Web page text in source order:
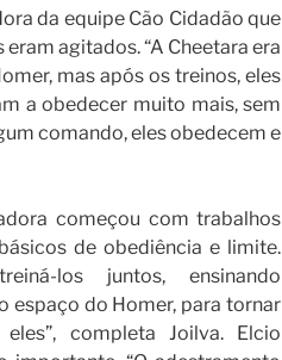
da equipe Cão Cidadão que
agitados. “A Cheetara era
mas após os treinos, eles
a obedecer muito mais, sem
comando, eles obedecem e
começou com trabalhos
de obediência e limite.
los juntos, ensinando
espaço do Homer, para tornar
completa Joilva. Elcio